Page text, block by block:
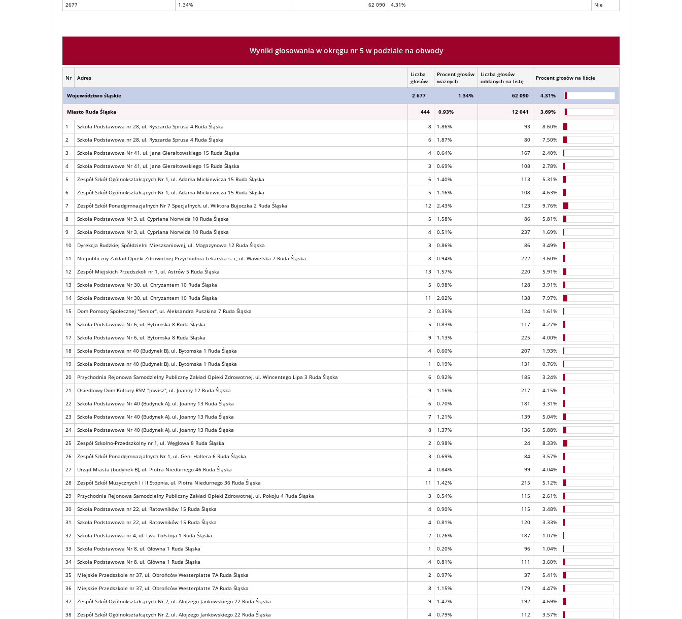
2677
1.34% 62 090 4.31% Nie
Wyniki głosowania w okręgu nr 5 w podziale na obwody
Nr Adres
Liczba
głosów
Procent głosów
ważnych
Liczba głosów
oddanych na listę
Procent głosów na liście
Województwo śląskie 2 677 1.34% 62 090 4.31%
Miasto Ruda Śląska 444 0.93% 12 041 3.69%
1 Szkoła Podstawowa nr 28, ul. Ryszarda Sprusa 4 Ruda Śląska 8 1.86% 93
8.60%
2
Szkoła Podstawowa nr 28, ul. Ryszarda Sprusa 4 Ruda Śląska 6 1.87% 80
7.50%
3
Szkoła Podstawowa Nr 41, ul. Jana Gierałtowskiego 15 Ruda Śląska 4 0.64% 167
2.40%
4
Szkoła Podstawowa Nr 41, ul. Jana Gierałtowskiego 15 Ruda Śląska 3 0.69% 108
2.78%
5
Zespół Szkół Ogólnokształcących Nr 1, ul. Adama Mickiewicza 15 Ruda Śląska 6 1.40% 113
5.31%
6
Zespół Szkół Ogólnokształcących Nr 1, ul. Adama Mickiewicza 15 Ruda Śląska 5 1.16% 108
4.63%
7
Zespół Szkół Ponadgimnazjalnych Nr 7 Specjalnych, ul. Wiktora Bujoczka 2 Ruda Śląska 12 2.43% 123
9.76%
8
Szkoła Podstawowa Nr 3, ul. Cypriana Norwida 10 Ruda Śląska 5 1.58% 86
5.81%
9
Szkoła Podstawowa Nr 3, ul. Cypriana Norwida 10 Ruda Śląska 4 0.51% 237
1.69%
10
Dyrekcja Rudzkiej Spółdzielni Mieszkaniowej, ul. Magazynowa 12 Ruda Śląska 3 0.86% 86
3.49%
11
Niepubliczny Zakład Opieki Zdrowotnej Przychodnia Lekarska s. c, ul. Wawelska 7 Ruda Śląska 8 0.94% 222
3.60%
12
Zespół Miejskich Przedszkoli nr 1, ul. Astrów 5 Ruda Śląska 13 1.57% 220
5.91%
13
Szkoła Podstawowa Nr 30, ul. Chryzantem 10 Ruda Śląska 5 0.98% 128
3.91%
14
Szkoła Podstawowa Nr 30, ul. Chryzantem 10 Ruda Śląska 11 2.02% 138
7.97%
15
Dom Pomocy Społecznej "Senior", ul. Aleksandra Puszkina 7 Ruda Śląska 2 0.35% 124
1.61%
16
Szkoła Podstawowa Nr 6, ul. Bytomska 8 Ruda Śląska 5 0.83% 117
4.27%
17
Szkoła Podstawowa Nr 6, ul. Bytomska 8 Ruda Śląska 9 1.13% 225
4.00%
18
Szkoła Podstawowa nr 40 (Budynek B), ul. Bytomska 1 Ruda Śląska 4 0.60% 207
1.93%
19
Szkoła Podstawowa nr 40 (Budynek B), ul. Bytomska 1 Ruda Śląska 1 0.19% 131
0.76%
20
Przychodnia Rejonowa Samodzielny Publiczny Zakład Opieki Zdrowotnej, ul. Wincentego Lipa 3 Ruda Śląska 6 0.92% 185
3.24%
21
Osiedlowy Dom Kultury RSM "Jowisz", ul. Joanny 12 Ruda Śląska 9 1.16% 217
4.15%
22
Szkoła Podstawowa Nr 40 (Budynek A), ul. Joanny 13 Ruda Śląska 6 0.70% 181
3.31%
23
Szkoła Podstawowa Nr 40 (Budynek A), ul. Joanny 13 Ruda Śląska 7 1.21% 139
5.04%
24
Szkoła Podstawowa Nr 40 (Budynek A), ul. Joanny 13 Ruda Śląska 8 1.37% 136
5.88%
25
Zespół Szkolno-Przedszkolny nr 1, ul. Węglowa 8 Ruda Śląska 2 0.98% 24
8.33%
26
Zespół Szkół Ponadgimnazjalnych Nr 1, ul. Gen. Hallera 6 Ruda Śląska 3 0.69% 84
3.57%
27
Urząd Miasta (budynek B), ul. Piotra Niedurnego 46 Ruda Śląska 4 0.84% 99
4.04%
28
Zespół Szkół Muzycznych I i II Stopnia, ul. Piotra Niedurnego 36 Ruda Śląska 11 1.42% 215
5.12%
29
Przychodnia Rejonowa Samodzielny Publiczny Zakład Opieki Zdrowotnej, ul. Pokoju 4 Ruda Śląska 3 0.54% 115
2.61%
30
Szkoła Podstawowa nr 22, ul. Ratowników 15 Ruda Śląska 4 0.90% 115
3.48%
31
Szkoła Podstawowa nr 22, ul. Ratowników 15 Ruda Śląska 4 0.81% 120
3.33%
32
Szkoła Podstawowa nr 4, ul. Lwa Tołstoja 1 Ruda Śląska 2 0.26% 187
1.07%
33
Szkoła Podstawowa Nr 8, ul. Główna 1 Ruda Śląska 1 0.20% 96
1.04%
34
Szkoła Podstawowa Nr 8, ul. Główna 1 Ruda Śląska 4 0.81% 111
3.60%
35
Miejskie Przedszkole nr 37, ul. Obrońców Westerplatte 7A Ruda Śląska 2 0.97% 37
5.41%
36
Miejskie Przedszkole nr 37, ul. Obrońców Westerplatte 7A Ruda Śląska 8 1.15% 179
4.47%
37
Zespół Szkół Ogólnokształcących Nr 2, ul. Alojzego Jankowskiego 22 Ruda Śląska 9 1.47% 192
4.69%
38
Zespół Szkół Ogólnokształcących Nr 2, ul. Alojzego Jankowskiego 22 Ruda Śląska 4 0.79% 112
3.57%